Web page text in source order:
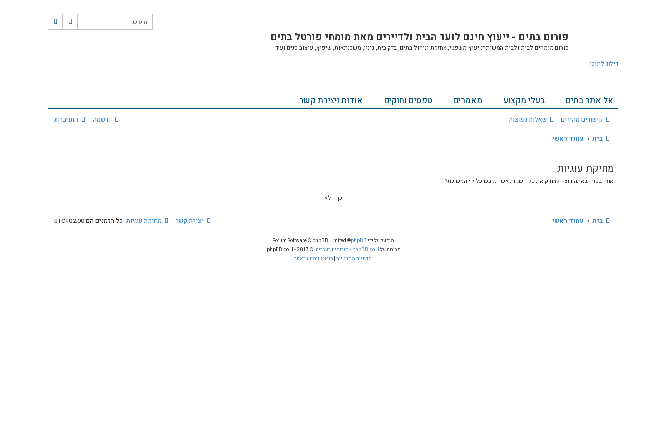
פורום בתים - ייעוץ חינם לועד הבית ולדיירים מאת מומחי פורטל בתים
פורום מומחים לבית ולבית המשותף: יעוץ משפטי, אחזקת וניהול בתים, בדק בית, גינון, משכנתאות, שיפוץ, עיצוב פנים ועוד
דילוג לתוכן
ח
י
ח
י
אל אתר בתים בעלי מקצוע מאמרים טפסים וחוקים אודות ויצירת קשר
קישורים מהירים שאלות נפוצות התחברות
הרשמה
בית
עמוד ראשי
מחיקת עוגיות
אתה בטוח שאתה רוצה למחוק את כל העוגיות אשר נקבעו על־ידי המערכת?
בית עמוד ראשי כל הזמנים הםUTC+02:00 מחיקת עוגיות יצירת קשר
מופעל על ידי phpBB
® Forum Software © phpBB Limited
מבוסס על phpBB.co.il - פורומים בעברית
. © 2017 - phpBB.co.il.
מדיניות הפרטיות | תנאי שימוש באתר